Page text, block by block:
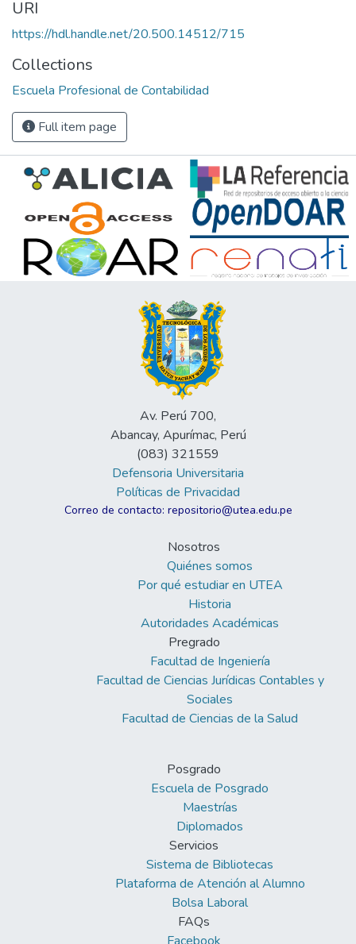
URI
https://hdl.handle.net/20.500.14512/715
Collections
Escuela Profesional de Contabilidad
Full item page
Av. Perú 700,
Abancay, Apurímac, Perú
(083) 321559
Defensoria Universitaria
Políticas de Privacidad
Correo de contacto: repositorio@utea.edu.pe
Nosotros
Quiénes somos
Por qué estudiar en UTEA
Historia
Autoridades Académicas
Pregrado
Facultad de Ingeniería
Facultad de Ciencias Jurídicas Contables y
Sociales
Facultad de Ciencias de la Salud
Posgrado
Escuela de Posgrado
Maestrías
Diplomados
Servicios
Sistema de Bibliotecas
Plataforma de Atención al Alumno
Bolsa Laboral
FAQs